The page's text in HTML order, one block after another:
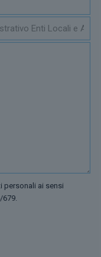
personali ai sensi
679.